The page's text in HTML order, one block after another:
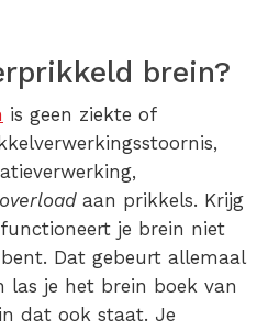
brein?
is geen ziekte of
,
overloadaan prikkels. Krijg
je brein niet
Dat gebeurt allemaal
las je het brein boek van
dat ook staat. Je